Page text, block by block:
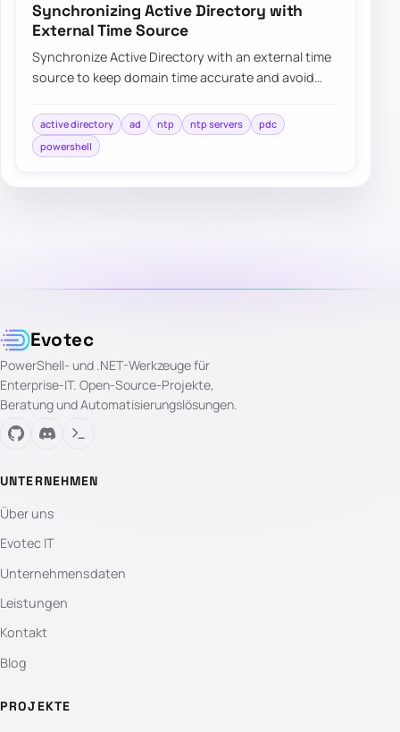
Synchronizing Active Directory with
External Time Source
Synchronize Active Directory with an external time
source to keep domain time accurate and avoid
active directory ad ntp ntp servers
pdc
powershell
Evotec
PowerShell- und .NET-Werkzeuge für
Enterprise-IT. Open-Source-Projekte,
Beratung und Automatisierungslösungen.
UNTERNEHMEN
Über uns
Evotec IT
Unternehmensdaten
Leistungen
Kontakt
Blog
PROJEKTE